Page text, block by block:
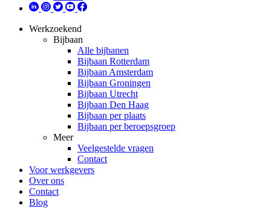
Werkzoekend
Bijbaan
Alle bijbanen
Bijbaan Rotterdam
Bijbaan Amsterdam
Bijbaan Groningen
Bijbaan Utrecht
Bijbaan Den Haag
Bijbaan per plaats
Bijbaan per beroepsgroep
Meer
Veelgestelde vragen
Contact
Voor werkgevers
Over ons
Contact
Blog